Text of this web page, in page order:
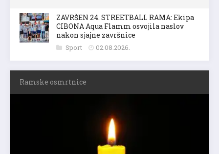
ZAVRŠEN 24. STREETBALL RAMA: Ekipa
CIBONA Aqua Flamm osvojila naslov
nakon sjajne završnice
Sport 02.08.2026.
Ramske osmrtnice